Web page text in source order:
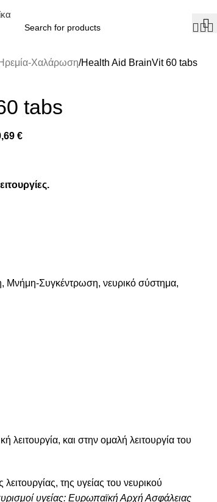
Χαλάρωση Health Aid BrainVit 60 tabs
tabs
€
, Μνήμη-Συγκέντρωση, νευρικό σύστημα,
και στην ομαλή λειτουργία του
της υγείας του νευρικού
υγείας: Eυρωπαϊκή Αρχή Ασφάλειας